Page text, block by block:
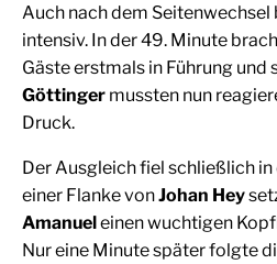
Auch nach dem
intensiv. In der 49. Minute
Gäste erstmals in Führung und
Göttinger mussten nun
Druck.
Der Ausgleich fiel schließlich
einer Flanke vonJohan Hey
Amanuel einen wuchtigen
Nur eine Minute später folgte